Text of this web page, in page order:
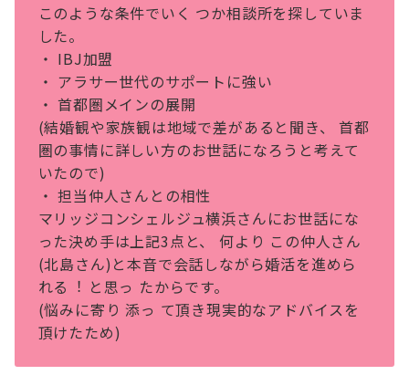
このような条件でいく つか相談所を探していま
した。
・ IBJ加盟
・ アラサー世代のサポートに強い
・ ⾸都圏メインの展開
(結婚観や家族観は地域で差があると聞き、 ⾸都
圏の事情に詳しい⽅のお世話になろうと考えて
いたので)
・ 担当仲⼈さんとの相性
マリッジコンシェルジュ横浜さんにお世話にな
った決め⼿は上記3点と、 何より この仲⼈さん
(北島さん)と本⾳で会話しながら婚活を進めら
れる︕ と思っ たからです。
(悩みに寄り 添っ て頂き現実的なアドバイスを
頂けたため)